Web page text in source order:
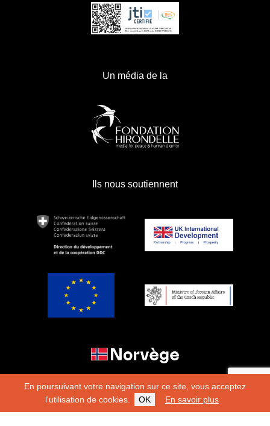
En poursuivant votre navigation sur ce site, vous acceptez
l'utilisation de cookies.
OK En savoir plus
Un média de la
Ils nous soutiennent